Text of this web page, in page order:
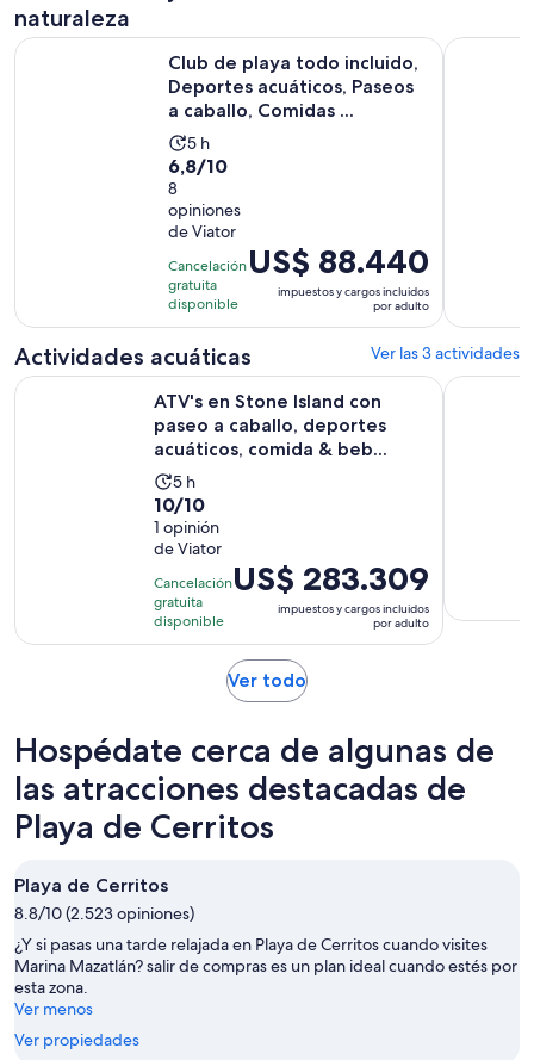
naturaleza
Club de playa todo incluido,
Deportes acuáticos, Paseos
a caballo, Comidas ...
La
actividad
5
horas
5 h
6.8
de
10
con
8
opiniones
6,8/10
8
opiniones
de Viator
Cancelación
gratuita
disponible
El
precio
de
US$ 88.440.
por
adulto
US$ 88.440
impuestos y cargos incluidos
por adulto
Club de playa todo incluido, Deportes acuáticos, Paseos a
City Tour
Actividades acuáticas Ver las 3 actividades
ATV's en Stone Island con
paseo a caballo, deportes
acuáticos, comida & beb...
La
actividad
dura
5
horas
5 h
10.0
de
10
con
1
opinión
10/10
1 opinión
de Viator
Cancelación
gratuita
disponible
El
precio
de
US$ 283.309.
por
US$ 283.309
impuestos y cargos incluidos
por adulto
ATV's en Stone Island con paseo a caballo, deportesUltimate
Ver todoSe
una
nueva
pestaña
Hospédate cerca de algunas de
las atracciones destacadas de
Playa de Cerritos
Playa de Cerritos
8.8/10 (2.523 opiniones)
¿Y si pasas una tarde relajada en Playa de Cerritos cuando visites
Marina Mazatlán? salir de compras es un plan ideal cuando estés por
esta zona.
Ver menos
Ver propiedades